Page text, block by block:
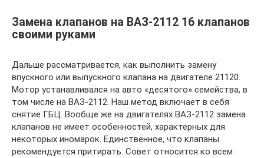
Замена клапанов на ВАЗ-2112 16 клапанов
своими руками
Дальше рассматривается, как выполнить замену
впускного или выпускного клапана на двигателе 21120.
Мотор устанавливался на авто «десятого» семейства, в
том числе на ВАЗ-2112. Наш метод включает в себя
снятие ГБЦ. Вообще же на двигателях ВАЗ-2112 замена
клапанов не имеет особенностей, характерных для
некоторых иномарок. Единственное, что клапаны
рекомендуется притирать. Совет относится ко всем